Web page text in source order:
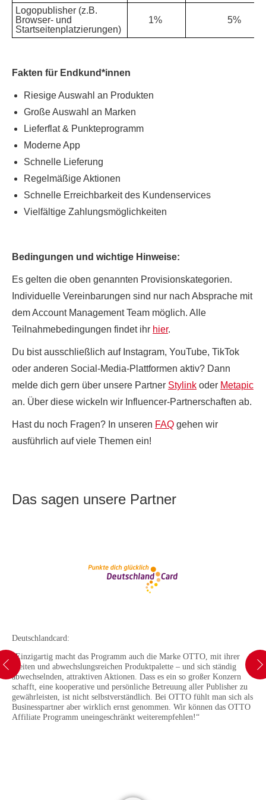
Logopublisher (z.B.
Browser- und
Startseitenplatzierungen)
1% 5%
Fakten für Endkund*innen
Riesige Auswahl an Produkten
Große Auswahl an Marken
Lieferflat & Punkteprogramm
Moderne App
Schnelle Lieferung
Regelmäßige Aktionen
Schnelle Erreichbarkeit des Kundenservices
Vielfältige Zahlungsmöglichkeiten
Bedingungen und wichtige Hinweise:
Es gelten die oben genannten Provisionskategorien.
Individuelle Vereinbarungen sind nur nach Absprache mit
dem Account Management Team möglich. Alle
Teilnahmebedingungen findet ihr hier.
Du bist ausschließlich auf Instagram, YouTube, TikTok
oder anderen Social-Media-Plattformen aktiv? Dann
melde dich gern über unsere Partner Stylink oder Metapic
an. Über diese wickeln wir Influencer-Partnerschaften ab.
Hast du noch Fragen? In unseren FAQ gehen wir
ausführlich auf viele Themen ein!
Das sagen unsere Partner
Deutschlandcard:
„Einzigartig macht das Programm auch die Marke OTTO, mit ihrer
breiten und abwechslungsreichen Produktpalette – und sich ständig
abwechselnden, attraktiven Aktionen. Dass es ein so großer Konzern
schafft, eine kooperative und persönliche Betreuung aller Publisher zu
gewährleisten, ist nicht selbstverständlich. Bei OTTO fühlt man sich als
Businesspartner aber wirklich ernst genommen. Wir können das OTTO
Affiliate Programm uneingeschränkt weiterempfehlen!“